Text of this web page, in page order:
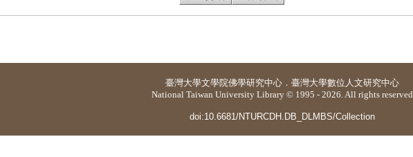
臺灣大學文學院佛學研究中心 ． 臺灣大學數位人文研究中心
National Taiwan University Library © 1995 - 2026. All rights reserved
doi:10.6681/NTURCDH.DB_DLMBS/Collection